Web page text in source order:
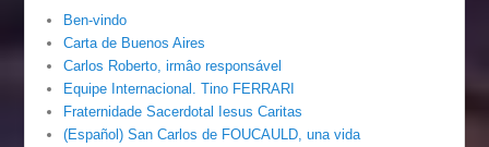
Ben-vindo
Carta de Buenos Aires
Carlos Roberto, irmâo responsável
Equipe Internacional. Tino FERRARI
Fraternidade Sacerdotal Iesus Caritas
(Español) San Carlos de FOUCAULD, una vida